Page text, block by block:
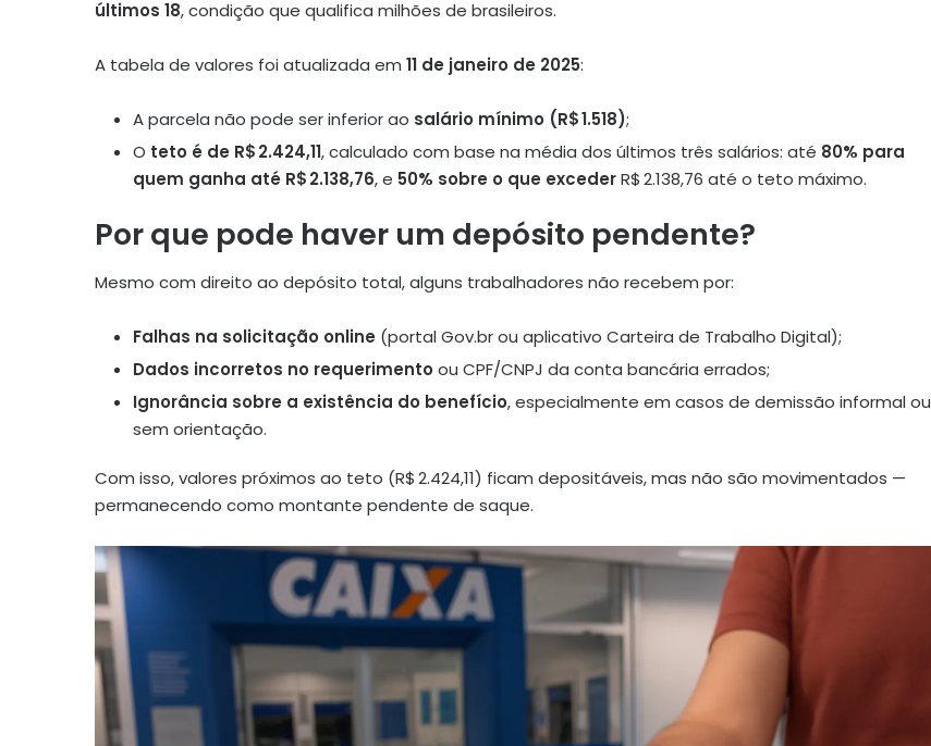
últimos 18, condição que qualifica milhões de brasileiros.
A tabela de valores foi atualizada em 11 de janeiro de 2025:
A parcela não pode ser inferior ao salário mínimo (R$ 1.518);
O teto é de R$ 2.424,11, calculado com base na média dos últimos três salários: até 80% para
quem ganha até R$ 2.138,76, e 50% sobre o que excederR$ 2.138,76 até o teto máximo.
Por que pode haver um depósito pendente?
Mesmo com direito ao depósito total, alguns trabalhadores não recebem por:
Falhas na solicitação online (portal Gov.br ou aplicativo Carteira de Trabalho Digital);
Dados incorretos no requerimento ou CPF/CNPJ da conta bancária errados;
Ignorância sobre a existência do benefício, especialmente em casos de demissão informal ou
sem orientação.
Com isso, valores próximos ao teto (R$ 2.424,11) ficam depositáveis, mas não são movimentados —
permanecendo como montante pendente de saque.